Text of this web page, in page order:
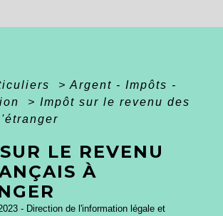
> Argent - Impôts -
> Impôt sur le revenu des
LE REVENU
À
- Direction de l'information légale et